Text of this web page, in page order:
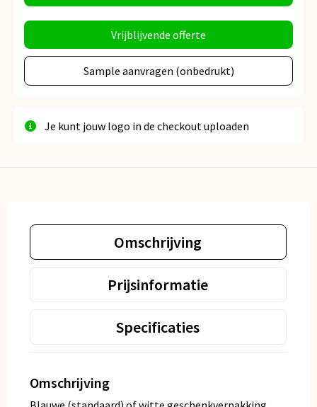
Vrijblijvende offerte
Sample aanvragen (onbedrukt)
Je kunt jouw logo in de checkout uploaden
Omschrijving
Prijsinformatie
Specificaties
Omschrijving